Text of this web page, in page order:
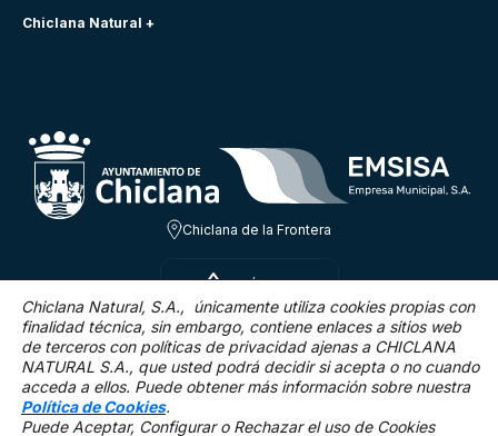
Chiclana Natural +
Chiclana de la Frontera
SÁB 8 AGO
31.2ºC
16.1 Km/h 0 %
Chiclana Natural, S.A., únicamente utiliza cookies propias con
finalidad técnica, sin embargo, contiene enlaces a sitios web
de terceros con políticas de privacidad ajenas a CHICLANA
NATURAL S.A., que usted podrá decidir si acepta o no cuando
acceda a ellos. Puede obtener más información sobre nuestra
Política de Cookies.
Puede Aceptar, Configurar o Rechazar el uso de Cookies